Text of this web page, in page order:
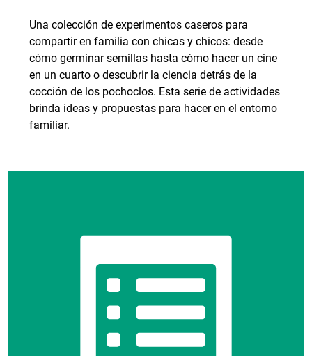
Una colección de experimentos caseros para
compartir en familia con chicas y chicos: desde
cómo germinar semillas hasta cómo hacer un cine
en un cuarto o descubrir la ciencia detrás de la
cocción de los pochoclos. Esta serie de actividades
brinda ideas y propuestas para hacer en el entorno
familiar.